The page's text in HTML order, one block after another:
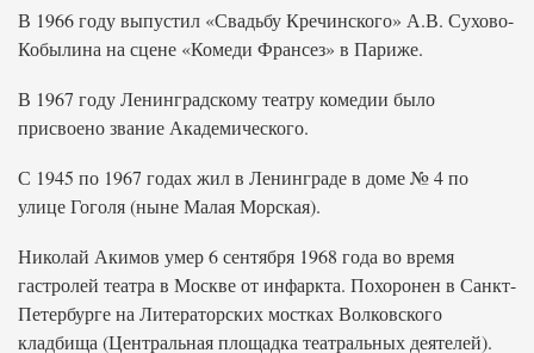
В 1966 году выпустил «Свадьбу Кречинского» А.В. Сухово-
Кобылина на сцене «Комеди Франсез» в Париже.
В 1967 году Ленинградскому театру комедии было
присвоено звание Академического.
С 1945 по 1967 годах жил в Ленинграде в доме № 4 по
улице Гоголя (ныне Малая Морская).
Николай Акимов умер 6 сентября 1968 года во время
гастролей театра в Москве от инфаркта. Похоронен в Санкт-
Петербурге на Литераторских мостках Волковского
кладбища (Центральная площадка театральных деятелей).